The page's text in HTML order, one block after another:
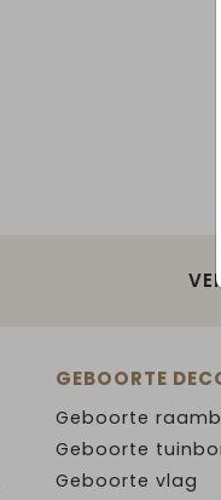
GEBOORTE
Geboorte
Geboorte
Geboorte vlag